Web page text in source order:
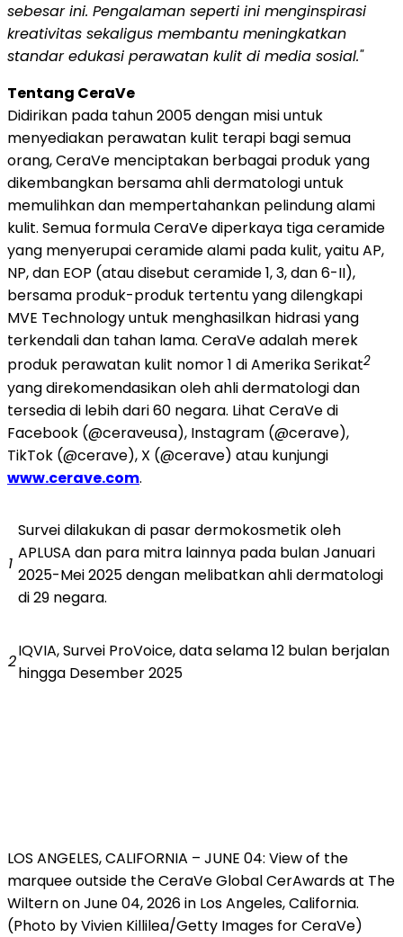
sebesar ini. Pengalaman seperti ini menginspirasi
kreativitas sekaligus membantu meningkatkan
standar edukasi perawatan kulit di media sosial."
Tentang CeraVe
Didirikan pada tahun 2005 dengan misi untuk
menyediakan perawatan kulit terapi bagi semua
orang, CeraVe menciptakan berbagai produk yang
dikembangkan bersama ahli dermatologi untuk
memulihkan dan mempertahankan pelindung alami
kulit. Semua formula CeraVe diperkaya tiga ceramide
yang menyerupai ceramide alami pada kulit, yaitu AP,
NP, dan EOP (atau disebut ceramide 1, 3, dan 6-II),
bersama produk-produk tertentu yang dilengkapi
MVE Technology untuk menghasilkan hidrasi yang
terkendali dan tahan lama. CeraVe adalah merek
produk perawatan kulit nomor 1 di Amerika Serikat2
yang direkomendasikan oleh ahli dermatologi dan
tersedia di lebih dari 60 negara. Lihat CeraVe di
Facebook (@ceraveusa), Instagram (@cerave),
TikTok (@cerave), X (@cerave) atau kunjungi
www.cerave.com.
1
Survei dilakukan di pasar dermokosmetik oleh
APLUSA dan para mitra lainnya pada bulan Januari
2025-Mei 2025 dengan melibatkan ahli dermatologi
di 29 negara.
2
IQVIA, Survei ProVoice, data selama 12 bulan berjalan
hingga Desember 2025
LOS ANGELES, CALIFORNIA – JUNE 04: View of the
marquee outside the CeraVe Global CerAwards at The
Wiltern on June 04, 2026 in Los Angeles, California.
(Photo by Vivien Killilea/Getty Images for CeraVe)